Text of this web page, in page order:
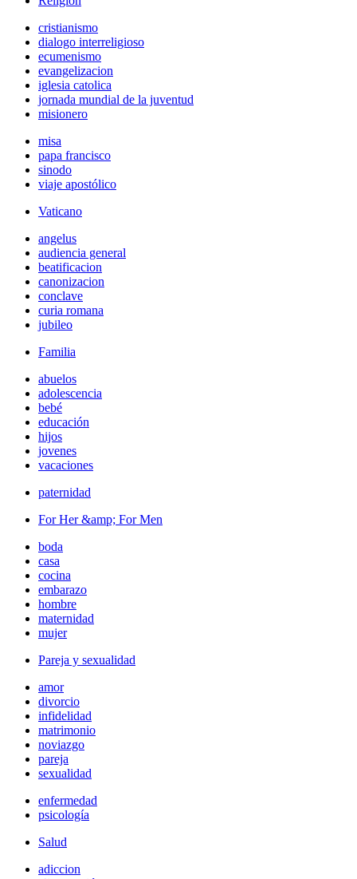
cristianismo
dialogo interreligioso
ecumenismo
evangelizacion
iglesia catolica
jornada mundial de la juventud
misionero
misa
papa francisco
sinodo
viaje apostólico
Vaticano
angelus
audiencia general
beatificacion
canonizacion
conclave
curia romana
jubileo
Familia
abuelos
adolescencia
bebé
educación
hijos
jovenes
vacaciones
paternidad
For Her &amp; For Men
boda
casa
cocina
embarazo
hombre
maternidad
mujer
Pareja y sexualidad
amor
divorcio
infidelidad
matrimonio
noviazgo
pareja
sexualidad
enfermedad
psicología
Salud
adiccion